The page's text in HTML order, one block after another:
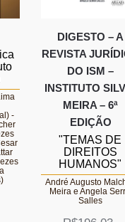
-
DIGESTO – A
REVISTA
DO ISM –
INSTITUTO
MEIRA – 6ª
EDIÇÃO
"TEMAS DE
DIREITOS
HUMANOS"
André Augusto
Meira e Angela
Salles